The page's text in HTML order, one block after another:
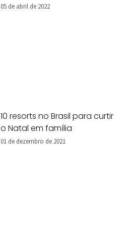
05 de abril de 2022
10 resorts no Brasil para curtir
o Natal em família
01 de dezembro de 2021